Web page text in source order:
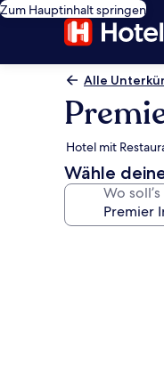
Zum Hauptinhalt springen
Alle
Hotel mit
Wähle
Wo